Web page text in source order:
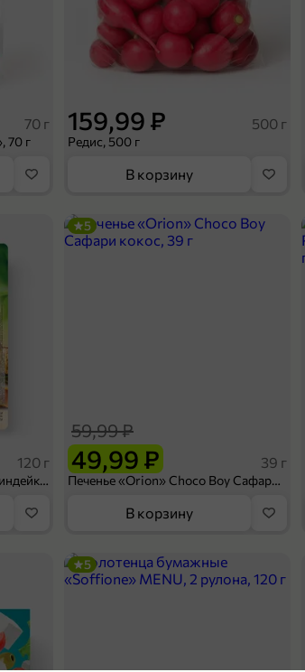
70 г
70 г
159,99 ₽ 500 г
Редис, 500 г
В корзину
120 г
Ветчина «ИНДИлайт» филе индейки Мраморное, в нарезке, 120 г
49,99 ₽
59,99 ₽
39 г
Печенье «Orion» Choco Boy Сафари кокос, 39 г
5
В корзину
5